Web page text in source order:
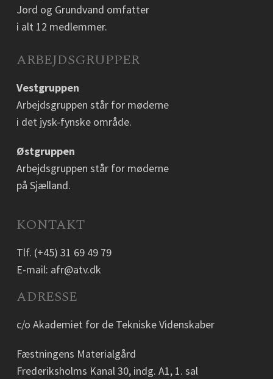
Jord og Grundvand omfatter
i alt 12 medlemmer.
ARBEJDSGRUPPER
Vestgruppen
Arbejdsgruppen står for møderne
i det jysk-fynske område.
Østgruppen
Arbejdsgruppen står for møderne
på Sjælland.
KONTAKT
Tlf. (+45) 31 69 49 79
E-mail: afr@atv.dk
ADRESSE
c/o Akademiet for de Tekniske Videnskaber
Fæstningens Materialgård
Frederiksholms Kanal 30, indg. A1, 1. sal